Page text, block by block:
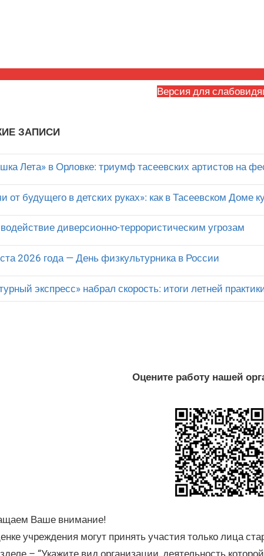
Версия для
ЗАПИСИ
Лета» в Орловке: триумф тасеевских артистов на
от будущего в детских руках»: как в Тасеевском Доме
диверсионно-террористическим угрозам
2026 года — День физкультурника в России
экспресс» набрал скорость: итоги летней
Оцените работу нашей
Ваше внимание!
учреждения могут принять участия только лица